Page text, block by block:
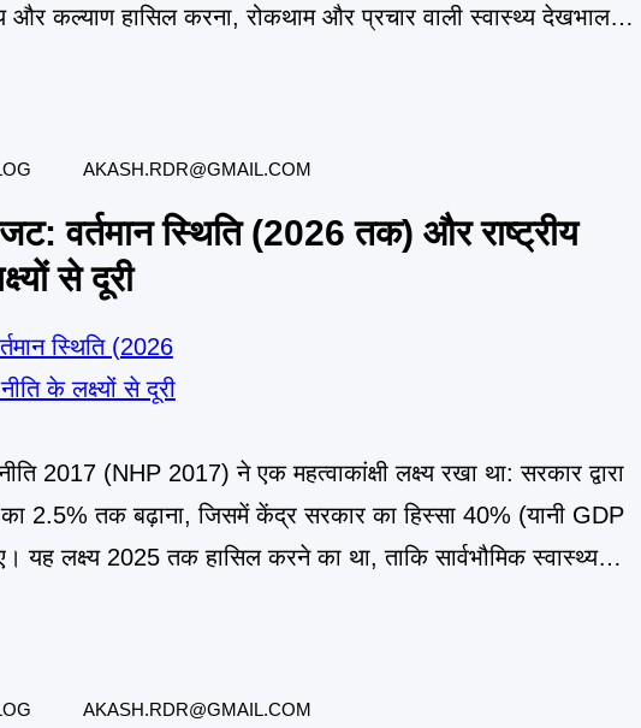
कल्याण हासिल करना, रोकथाम और प्रचार वाली स्वास्थ्य देखभाल
AKASH.RDR@GMAIL.COM
वर्तमान स्थिति (2026 तक) और राष्ट्रीय
से दूरी
2017 (NHP 2017) ने एक महत्वाकांक्षी लक्ष्य रखा था: सरकार द्वारा
2.5% तक बढ़ाना, जिसमें केंद्र सरकार का हिस्सा 40% (यानी GDP
यह लक्ष्य 2025 तक हासिल करने का था, ताकि सार्वभौमिक स्वास्थ्य
AKASH.RDR@GMAIL.COM